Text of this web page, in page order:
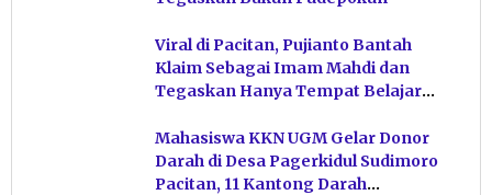
Viral di Pacitan, Pujianto Bantah
Klaim Sebagai Imam Mahdi dan
Tegaskan Hanya Tempat Belajar
Mahasiswa KKN UGM Gelar Donor
Darah di Desa Pagerkidul Sudimoro
Pacitan, 11 Kantong Darah